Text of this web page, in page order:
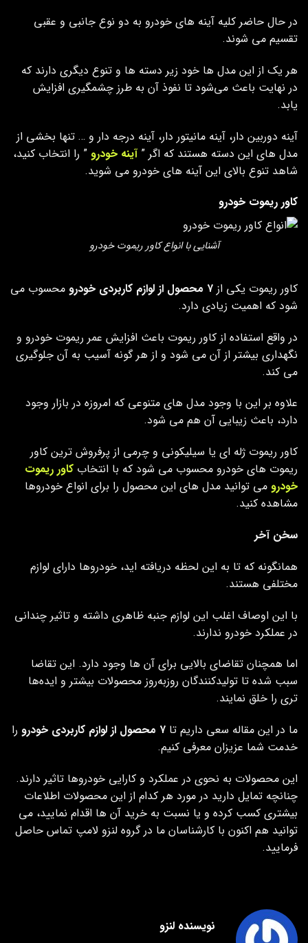
در حال حاضر کلیه آینه‌ های خودرو به دو نوع جانبی و عقبی
تقسیم می‌ شوند.
هر یک از این مدل ها خود زیر دسته ها و تنوع دیگری دارند که
در نهایت باعث می‌شود تا نفوذ آن به طرز چشمگیری افزایش
یابد.
آینه دوربین دار، آینه مانیتور دار، آینه درجه دار و … تنها بخشی از
مدل های این دسته هستند که اگر ”آینه خودرو ” را انتخاب کنید،
شاهد تنوع بالای این آینه های خودرو می شوید.
کاور ریموت خودرو
آشنایی با انواع کاور ریموت خودرو
کاور ریموت یکی از ۷ محصول از لوازم کاربردی خودرو
محسوب می
شود که اهمیت زیادی دارد.
در واقع استفاده از کاور ریموت باعث افزایش عمر ریموت خودرو و
نگهداری بیشتر از آن می شود و از هر گونه آسیب به آن جلوگیری
می کند.
علاوه بر این با وجود مدل های متنوعی که امروزه در بازار وجود
دارد، باعث زیبایی آن هم می شود.
کاور ریموت ژله ای یا سیلیکونی و چرمی از پرفروش ترین کاور
ریموت های خودرو محسوب می شود که با انتخاب کاور ریموت
خودرو می توانید مدل های این محصول را برای انواع خودروها
مشاهده کنید.
سخن آخر
همانگونه که تا به این لحظه دریافته اید، خودروها دارای لوازم
مختلفی هستند.
با این اوصاف اغلب این لوازم جنبه ظاهری داشته و تاثیر چندانی
در عملکرد خودرو ندارند.
اما همچنان تقاضای بالایی برای آن ها وجود دارد. این تقاضا
سبب شده تا تولیدکنندگان روزبه‌روز محصولات بیشتر و ایده‌ها
تری را خلق نمایند.
ما در این مقاله سعی داریم تا ۷ محصول از لوازم کاربردی خودرو
را
خدمت شما عزیزان معرفی کنیم.
این محصولات به نحوی در عملکرد و کارایی خودروها تاثیر دارند.
چنانچه تمایل دارید در مورد هر کدام از این محصولات اطلاعات
بیشتری کسب کرده و یا نسبت به خرید آن ها اقدام نمایید، می
توانید هم اکنون با کارشناسان ما در گروه لنزو لامپ تماس حاصل
فرمایید.
نویسنده لنزو